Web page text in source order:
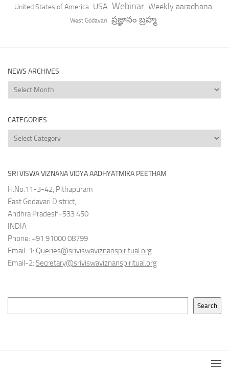
United States of America USA Webinar Weekly aaradhana
West Godavari ప్రజ్ఞానం బ్రహ్మ
NEWS ARCHIVES
News
Archives
CATEGORIES
Categories
SRI VISWA VIZNANA VIDYA AADHYATMIKA PEETHAM
H.No:11-3-42, Pithapuram
East Godavari District,
Andhra Pradesh-533 450
INDIA
Phone: +91 91000 08799
Email-1: Queries@sriviswaviznanspiritual.org
Email-2: Secretary@sriviswaviznanspiritual.org
Search